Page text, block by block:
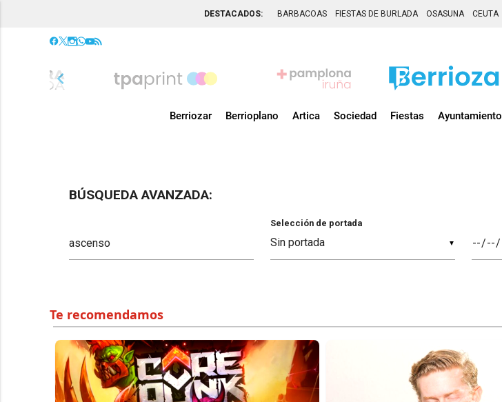
DESTACADOS: BARBACOAS FIESTAS DE BURLADA OSASUNA CEUTA
chevron_left
Berriozar Berrioplano Artica Sociedad Fiestas Ayuntamiento
BÚSQUEDA AVANZADA:
▼
Selección de portada